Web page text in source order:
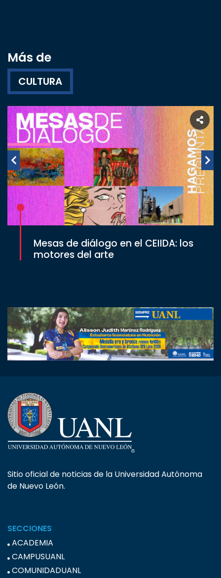
Más de
CULTURA
Mesas de diálogo en el CEIIDA: los
motores del arte
Sitio oficial de noticias de la Universidad Autónoma
de Nuevo León.
SECCIONES
ACADEMIA
CAMPUSUANL
COMUNIDADUANL